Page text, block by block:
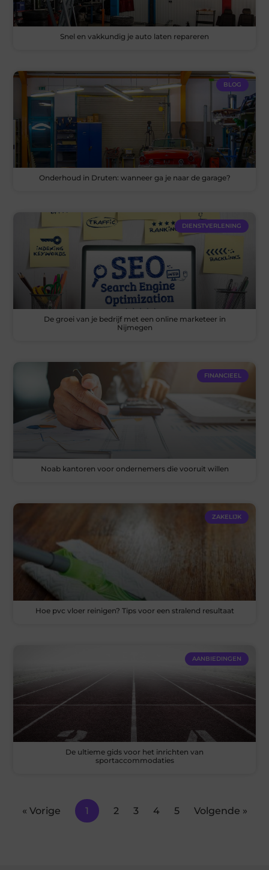
Snel en vakkundig je auto laten repareren
BLOG
Onderhoud in Druten: wanneer ga je naar de garage?
DIENSTVERLENING
De groei van je bedrijf met een online marketeer in
Nijmegen
FINANCIEEL
Noab kantoren voor ondernemers die vooruit willen
ZAKELIJK
Hoe pvc vloer reinigen? Tips voor een stralend resultaat
AANBIEDINGEN
De ultieme gids voor het inrichten van
sportaccommodaties
« Vorige 1 2 3 4 5 Volgende »